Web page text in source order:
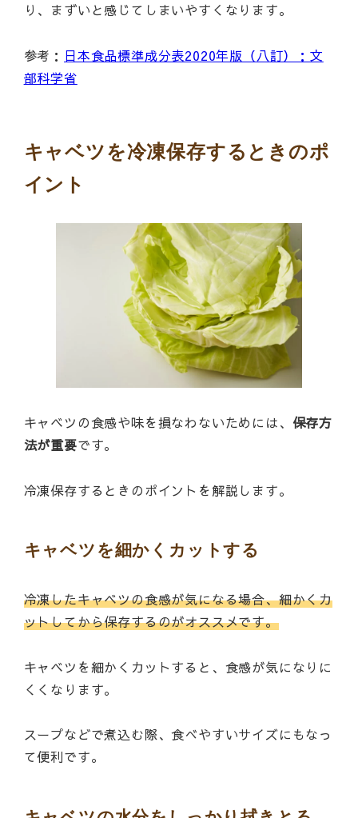
り、まずいと感じてしまいやすくなります。
参考： 日本食品標準成分表2020年版（八訂）：文
部科学省
キャベツを冷凍保存するときのポ
イント
キャベツの食感や味を損なわないためには、 保存方
法が重要です。
冷凍保存するときのポイントを解説します。
キャベツを細かくカットする
冷凍したキャベツの食感が気になる場合、細かくカ
ットしてから保存するのがオススメです。
キャベツを細かくカットすると、食感が気になりに
くくなります。
スープなどで煮込む際、食べやすいサイズにもなっ
て便利です。